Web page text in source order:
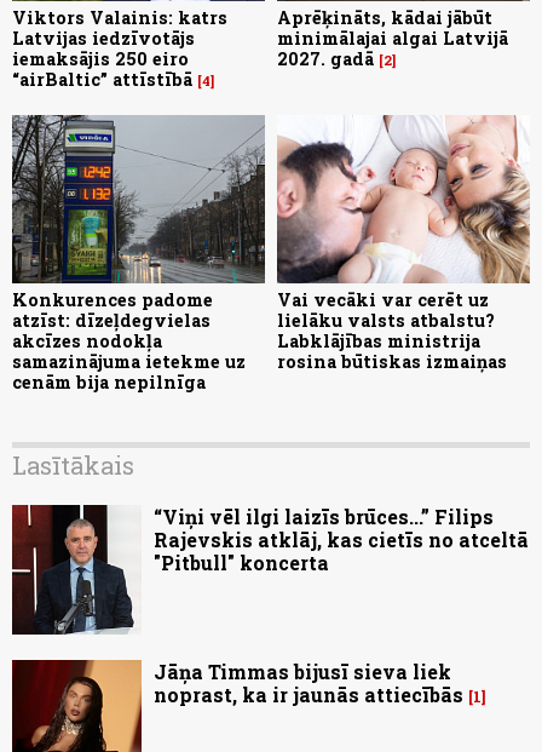
Viktors Valainis: katrs
Latvijas iedzīvotājs
iemaksājis 250 eiro
“airBaltic” attīstībā 4
Aprēķināts, kādai jābūt
minimālajai algai Latvijā
2027. gadā 2
Konkurences padome
atzīst: dīzeļdegvielas
akcīzes nodokļa
samazinājuma ietekme uz
cenām bija nepilnīga
Vai vecāki var cerēt uz
lielāku valsts atbalstu?
Labklājības ministrija
rosina būtiskas izmaiņas
Lasītākais
“Viņi vēl ilgi laizīs brūces...” Filips
Rajevskis atklāj, kas cietīs no atceltā
"Pitbull" koncerta
Jāņa Timmas bijusī sieva liek
noprast, ka ir jaunās attiecībās
1